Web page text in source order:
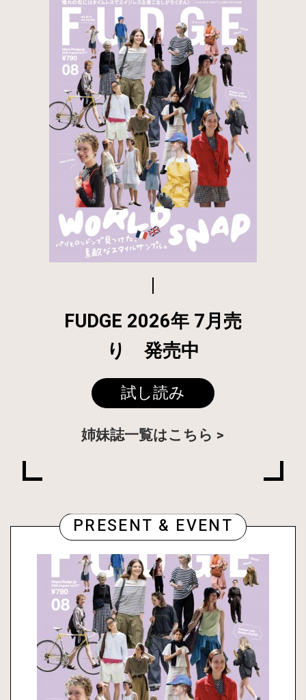
FUDGE 2026年 7月売
り 発売中
試し読み
姉妹誌一覧はこちら
PRESENT & EVENT